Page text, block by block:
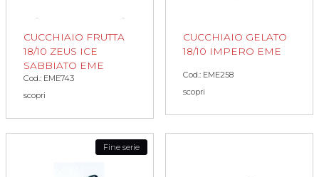
CUCCHIAIO FRUTTA
18/10 ZEUS ICE
SABBIATO EME
Cod.: EME743
scopri
CUCCHIAIO GELATO
18/10 IMPERO EME
Cod.: EME258
scopri
Fine serie